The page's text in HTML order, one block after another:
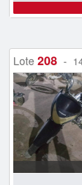
Lote 208 -